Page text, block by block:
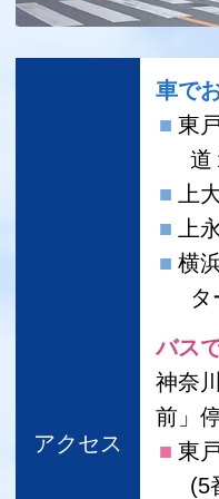
アクセス
車で
東
道
上
上
横
タ
バス
神奈
前」
東
(5